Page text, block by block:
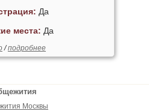
Да
места: Да
/подробнее
Москвы